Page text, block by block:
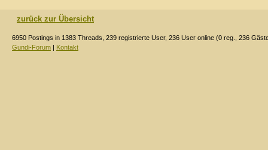
zurück zur Übersicht
6950 Postings in 1383 Threads, 239 registrierte User, 236 User online (0 reg., 236
Gundi-Forum | Kontakt